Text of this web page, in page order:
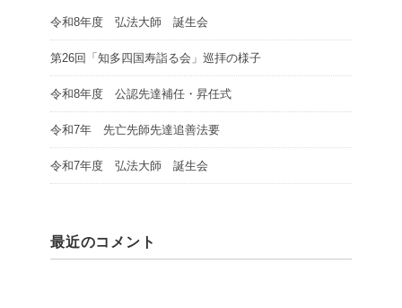
令和8年度 弘法大師 誕生会
第26回「知多四国寿詣る会」巡拝の様子
令和8年度 公認先達補任・昇任式
令和7年 先亡先師先達追善法要
令和7年度 弘法大師 誕生会
最近のコメント